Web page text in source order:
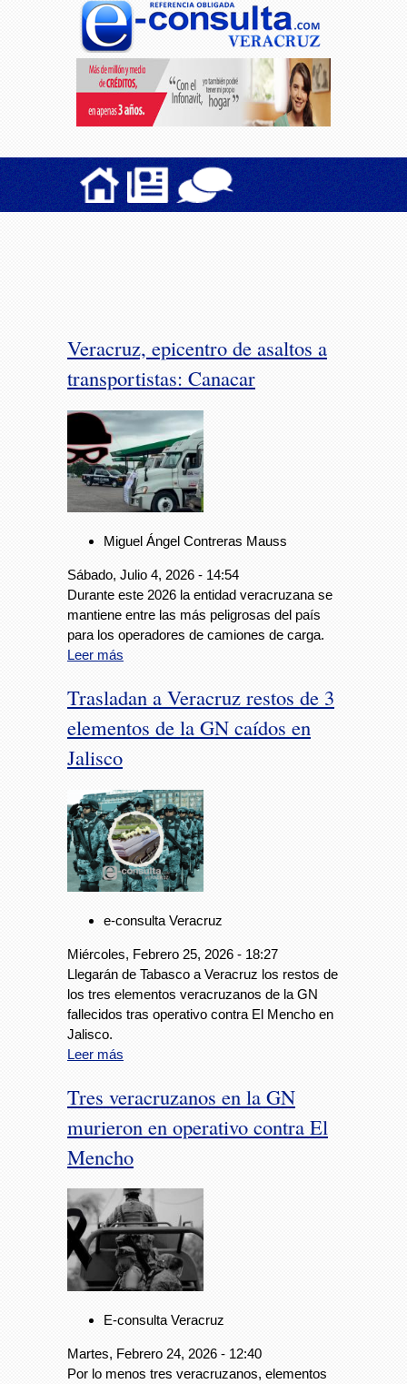
Veracruz, epicentro de asaltos a
transportistas: Canacar
Miguel Ángel Contreras Mauss
Sábado, Julio 4, 2026 - 14:54
Durante este 2026 la entidad veracruzana se
mantiene entre las más peligrosas del país
para los operadores de camiones de carga.
Leer más
Trasladan a Veracruz restos de 3
elementos de la GN caídos en
Jalisco
e-consulta Veracruz
Miércoles, Febrero 25, 2026 - 18:27
Llegarán de Tabasco a Veracruz los restos de
los tres elementos veracruzanos de la GN
fallecidos tras operativo contra El Mencho en
Jalisco.
Leer más
Tres veracruzanos en la GN
murieron en operativo contra El
Mencho
E-consulta Veracruz
Martes, Febrero 24, 2026 - 12:40
Por lo menos tres veracruzanos, elementos